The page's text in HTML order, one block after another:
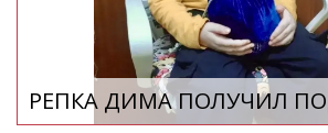
РЕПКА ДИМА ПОЛУЧИЛ